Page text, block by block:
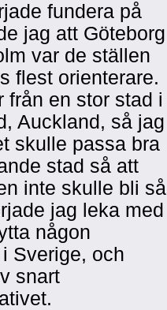
fundera på
jag att Göteborg
var de ställen
flest orienterare.
från en stor stad i
Auckland, så jag
skulle passa bra
stad så att
inte skulle bli så
jag leka med
någon
Sverige, och
snart